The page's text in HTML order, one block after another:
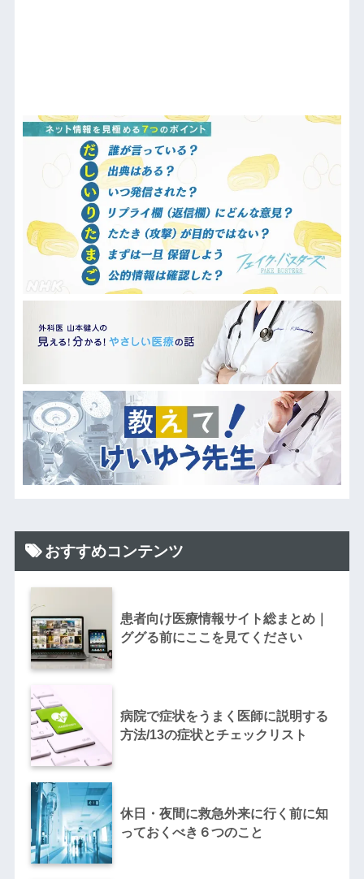
おすすめコンテンツ
患者向け医療情報サイト総まとめ｜
ググる前にここを見てください
病院で症状をうまく医師に説明する
方法/13の症状とチェックリスト
休日・夜間に救急外来に行く前に知
っておくべき６つのこと